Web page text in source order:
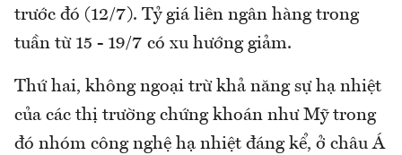
trước đó (12/7). Tỷ giá liên ngân hàng trong
tuần từ 15 - 19/7 có xu hướng giảm.
Thứ hai, không ngoại trừ khả năng sự hạ nhiệt
của các thị trường chứng khoán như Mỹ trong
đó nhóm công nghệ hạ nhiệt đáng kể, ở châu Á